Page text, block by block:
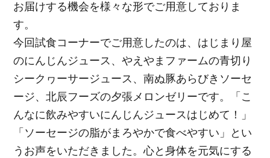
お届けする機会を様々な形でご用意しておりま
す。
今回試食コーナーでご用意したのは、はじまり屋
のにんじんジュース、やえやまファームの青切り
シークヮーサージュース、南ぬ豚あらびきソーセ
ージ、北辰フーズの夕張メロンゼリーです。「こ
んなに飲みやすいにんじんジュースはじめて！」
「ソーセージの脂がまろやかで食べやすい」とい
うお声をいただきました。心と身体を元気にする